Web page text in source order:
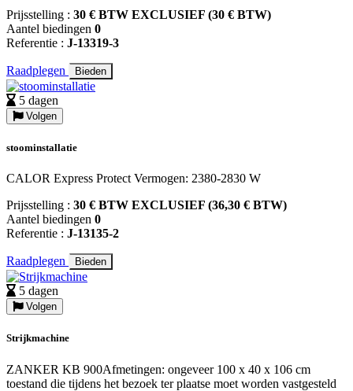
Prijsstelling : 30 € BTW EXCLUSIEF (30 € BTW)
Aantel biedingen 0
Referentie : J-13319-3
Raadplegen Bieden
5 dagen
Volgen
stoominstallatie
CALOR Express Protect Vermogen: 2380-2830 W
Prijsstelling : 30 € BTW EXCLUSIEF (36,30 € BTW)
Aantel biedingen 0
Referentie : J-13135-2
Raadplegen Bieden
5 dagen
Volgen
Strijkmachine
ZANKER KB 900Afmetingen: ongeveer 100 x 40 x 106 cm
toestand die tijdens het bezoek ter plaatse moet worden vastgesteld